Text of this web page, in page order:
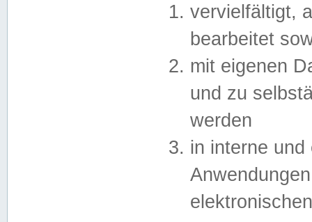
vervielfältigt,
bearbeitet
mit eigenen
und zu
werden
in interne